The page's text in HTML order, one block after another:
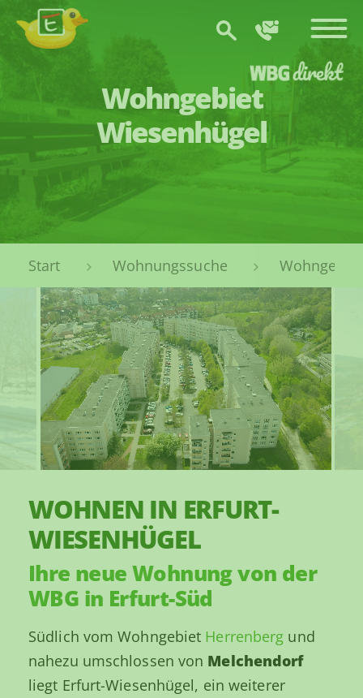
Zum Hauptinhalt springen
Wohngebiet
Wiesenhügel
Wohnungssuche
WOHNEN IN ERFURT-
WIESENHÜGEL
Ihre neue Wohnung von der
WBG in Erfurt-Süd
Südlich vom Wohngebiet Herrenberg und
nahezu umschlossen von Melchendorf
liegt Erfurt-Wiesenhügel, ein weiterer